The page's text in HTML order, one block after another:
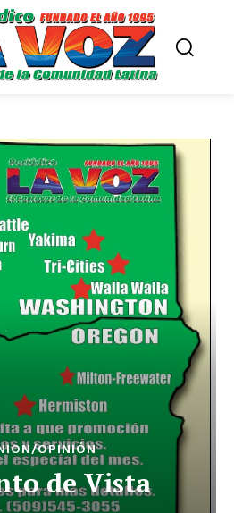
OPINIÓN
de Vista